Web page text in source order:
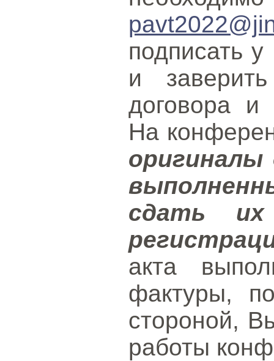
подписать у
и
договора и
На
оригиналы
сдать
акта
фактуры,
стороной,
работы